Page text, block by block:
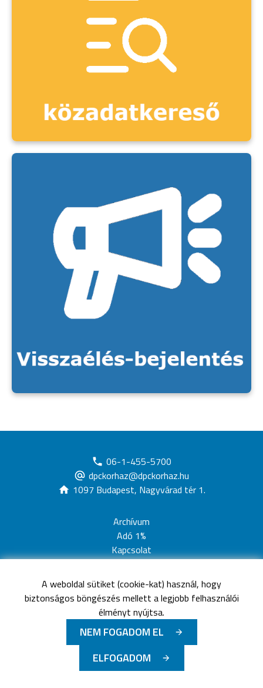
A weboldal sütiket (cookie-kat) használ, hogy
biztonságos böngészés mellett a legjobb felhasználói
élményt nyújtsa.
NEM FOGADOM EL
ELFOGADOM
06-1-455-5700
dpckorhaz@dpckorhaz.hu
1097 Budapest, Nagyvárad tér 1.
Archívum
Adó 1%
Kapcsolat
Adatvédelem
Jogi nyilatkozat
Akadálymentesítési nyilatkozat
Oldaltérkép
Minden jog fenntartva
Dél-pesti Centrumkórház -
Országos Hematológiai és Infektológiai Intézet